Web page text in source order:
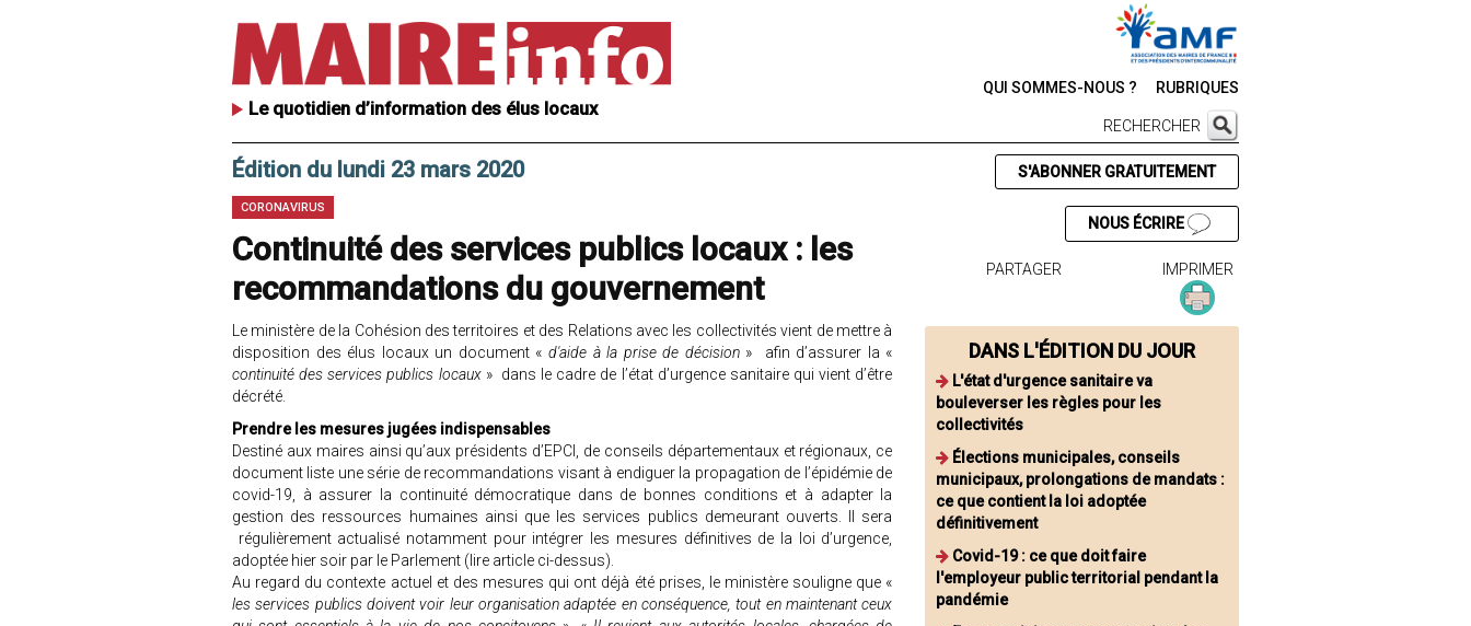
Le quotidien d’information des élus locaux
QUI SOMMES-NOUS ? RUBRIQUES
RECHERCHER
Édition du lundi 23 mars 2020
CORONAVIRUS
Continuité des services publics locaux : les
recommandations du gouvernement
Le ministère de la Cohésion des territoires et des Relations avec les collectivités vient de mettre à
disposition des élus locaux un document «d'aide à la prise de décision » afin d’assurer la «
continuité des services publics locaux» dans le cadre de l’état d’urgence sanitaire qui vient d’être
décrété.
Prendre les mesures jugées indispensables
Destiné aux maires ainsi qu’aux présidents d’EPCI, de conseils départementaux et régionaux, ce
document liste une série de recommandations visant à endiguer la propagation de l’épidémie de
covid-19, à assurer la continuité démocratique dans de bonnes conditions et à adapter la
gestion des ressources humaines ainsi que les services publics demeurant ouverts. Il sera
régulièrement actualisé notamment pour intégrer les mesures définitives de la loi d’urgence,
adoptée hier soir par le Parlement (lire article ci-dessus).
Au regard du contexte actuel et des mesures qui ont déjà été prises, le ministère souligne que «
les services publics doivent voir leur organisation adaptée en conséquence, tout en maintenant ceux
S'ABONNER GRATUITEMENT
NOUS ÉCRIRE
PARTAGER IMPRIMER
DANS L'ÉDITION DU JOUR
L'état d'urgence sanitaire va
bouleverser les règles pour les
collectivités
Élections municipales, conseils
municipaux, prolongations de mandats :
ce que contient la loi adoptée
définitivement
Covid-19 : ce que doit faire
l'employeur public territorial pendant la
pandémie